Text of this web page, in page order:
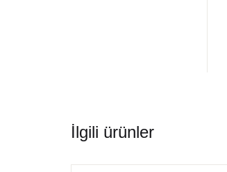
İlgili ürünler